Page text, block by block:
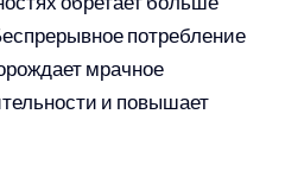
потребление
мрачное
и повышает